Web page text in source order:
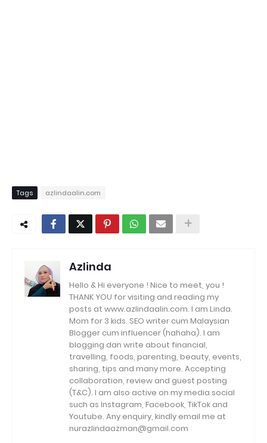
Tags azlindaalin.com
Azlinda
Hello & Hi everyone ! Nice to meet, you !
THANK YOU for visiting and reading my
posts at www.azlindaalin.com. I am Linda.
Mom for 3 kids. SEO writer cum Malaysian
Blogger cum influencer (hahaha). I am
blogging dan write about financial,
travelling, foods, parenting, beauty, events,
sharing, tips and many more. Accepting
collaboration, review and guest posting
(T&C). I am also active on my media social
such as Instagram, Facebook, TikTok and
Youtube. Any enquiry, kindly email me at
nurazlindaazman@gmail.com